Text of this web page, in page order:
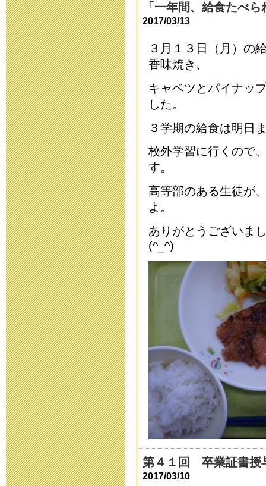
令和5年度 公
令和６年度入
2023年8月25日
第32回 公開
2023年6月14日
教育ボランテ
2023年5月11日
保健関係書類
2023年4月14日
研究中間報告
2023年3月20日
研究中間報告
2023年1月27日
令和４年度
2023年1月19日
令和５年度
2022年12月 1日
「一年間、給食たべ
2017/03/13
３月１３日（月）の
香味焼き、
キャベツとパイナッ
した。
３学期の給食は明日
校外学習に行くので
す。
高等部のある生徒が
よ。
ありがとうございま
(^_^)
第４１回 卒業証書授
2017/03/10